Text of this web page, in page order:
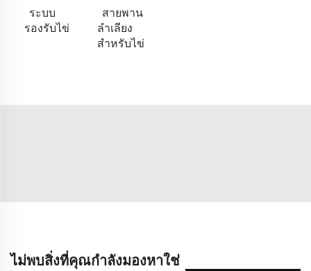
ระบบ
รองรับไข่
สายพาน
ลำเลียง
สำหรับไข่
ไม่พบสิ่งที่คุณกำลังมองหาใช่